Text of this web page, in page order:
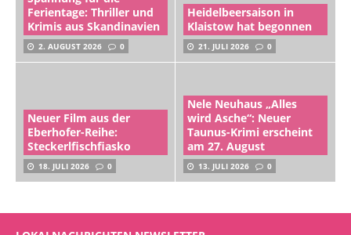
Ferientage: Thriller und
Krimis aus Skandinavien
2. AUGUST 2026 0
Heidelbeersaison in
Klaistow hat begonnen
21. JULI 2026 0
Neuer Film aus der
Eberhofer-Reihe:
Steckerlfischfiasko
18. JULI 2026 0
Nele Neuhaus „Alles
wird Asche“: Neuer
Taunus-Krimi erscheint
am 27. August
13. JULI 2026 0